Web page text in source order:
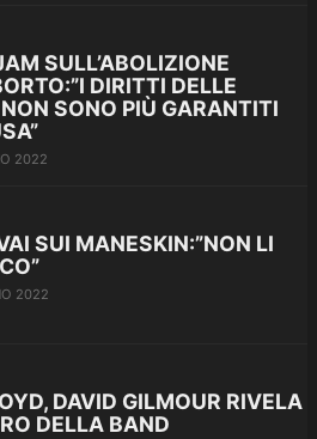
SULL’ABOLIZIONE
DIRITTI DELLE
SONO PIÙ GARANTITI
2022
SUI MANESKIN:”NON LI
2022
DAVID GILMOUR RIVELA
DELLA BAND